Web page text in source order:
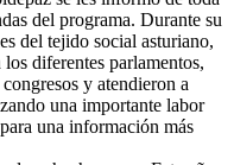
del programa. Durante su
del tejido social asturiano,
diferentes parlamentos,
y atendieron a
una importante labor
una información más